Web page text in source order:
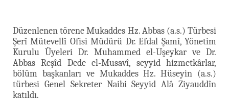
Düzenlenen törene Mukaddes Hz. Abbas (a.s.) Türbesi
Şerî Mütevellî Ofisi Müdürü Dr. Efdal Şamî, Yönetim
Kurulu Üyeleri Dr. Muhammed el-Uşeykar ve Dr.
Abbas Reşîd Dede el-Musavî, seyyid hizmetkârlar,
bölüm başkanları ve Mukaddes Hz. Hüseyin (a.s.)
türbesi Genel Sekreter Naibi Seyyid Alâ Ziyauddîn
katıldı.